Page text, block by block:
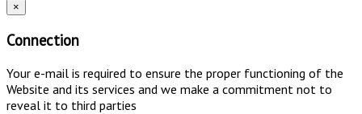
×
Connection
Your e-mail is required to ensure the proper functioning of the
Website and its services and we make a commitment not to
reveal it to third parties